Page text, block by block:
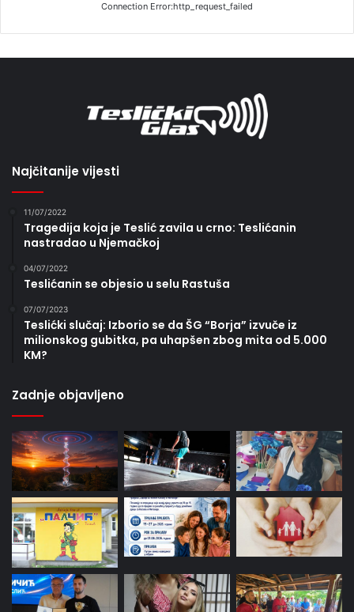
Connection Error:http_request_failed
Najčitanije vijesti
11/07/2022
Tragedija koja je Teslić zavila u crno: Teslićanin
nastradao u Njemačkoj
04/07/2022
Teslićanin se objesio u selu Rastuša
07/07/2023
Teslićki slučaj: Izborio se da ŠG “Borja” izvuče iz
milionskog gubitka, pa uhapšen zbog mita od 5.000
KM?
Zadnje objavljeno